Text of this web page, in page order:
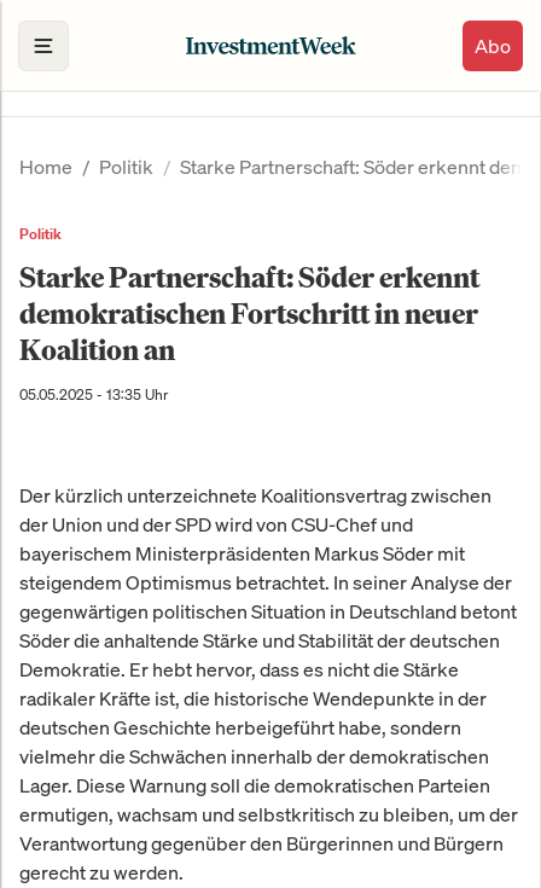
Abo
Home Politik Starke Partnerschaft: Söder erkennt
Politik
Starke Partnerschaft: Söder erkennt
demokratischen Fortschritt in neuer
Koalition an
05.05.2025 - 13:35 Uhr
Der kürzlich unterzeichnete Koalitionsvertrag zwischen
der Union und der SPD wird von CSU-Chef und
bayerischem Ministerpräsidenten Markus Söder mit
steigendem Optimismus betrachtet. In seiner Analyse der
gegenwärtigen politischen Situation in Deutschland betont
Söder die anhaltende Stärke und Stabilität der deutschen
Demokratie. Er hebt hervor, dass es nicht die Stärke
radikaler Kräfte ist, die historische Wendepunkte in der
deutschen Geschichte herbeigeführt habe, sondern
vielmehr die Schwächen innerhalb der demokratischen
Lager. Diese Warnung soll die demokratischen Parteien
ermutigen, wachsam und selbstkritisch zu bleiben, um der
Verantwortung gegenüber den Bürgerinnen und Bürgern
gerecht zu werden.